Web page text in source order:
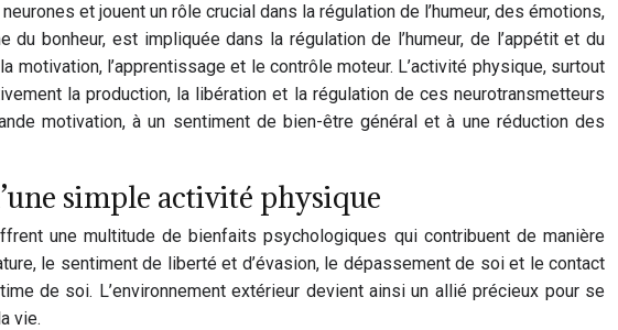
et jouent un rôle crucial dans la régulation de l’humeur, des émotions,
bonheur, est impliquée dans la régulation de l’humeur, de l’appétit et du
l’apprentissage et le contrôle moteur. L’activité physique, surtout
la production, la libération et la régulation de ces neurotransmetteurs
motivation, à un sentiment de bien-être général et à une réduction des
simple activité physique
une multitude de bienfaits psychologiques qui contribuent de manière
le sentiment de liberté et d’évasion, le dépassement de soi et le contact
de soi. L’environnement extérieur devient ainsi un allié précieux pour se
vie.